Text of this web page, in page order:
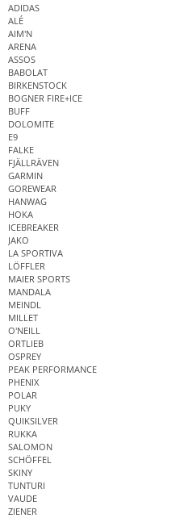
ADIDAS
ALÉ
AIM'N
ARENA
ASSOS
BABOLAT
BIRKENSTOCK
BOGNER FIRE+ICE
BUFF
DOLOMITE
E9
FALKE
FJÄLLRÄVEN
GARMIN
GOREWEAR
HANWAG
HOKA
ICEBREAKER
JAKO
LA SPORTIVA
LÖFFLER
MAIER SPORTS
MANDALA
MEINDL
MILLET
O'NEILL
ORTLIEB
OSPREY
PEAK PERFORMANCE
PHENIX
POLAR
PUKY
QUIKSILVER
RUKKA
SALOMON
SCHÖFFEL
SKINY
TUNTURI
VAUDE
ZIENER